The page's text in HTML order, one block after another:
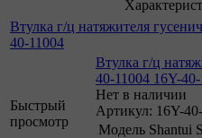
Втулка г/ц натяжителя
40-11004
Быстрый
просмотр
Втулка г/ц
40-11004 16Y-
Нет в наличии
Артикул: 16Y-
Модель Shantui